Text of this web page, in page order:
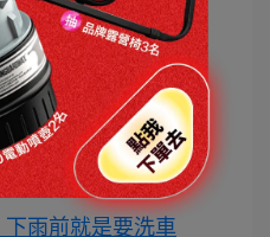
不光滑
度降低
下雨前就是要洗車